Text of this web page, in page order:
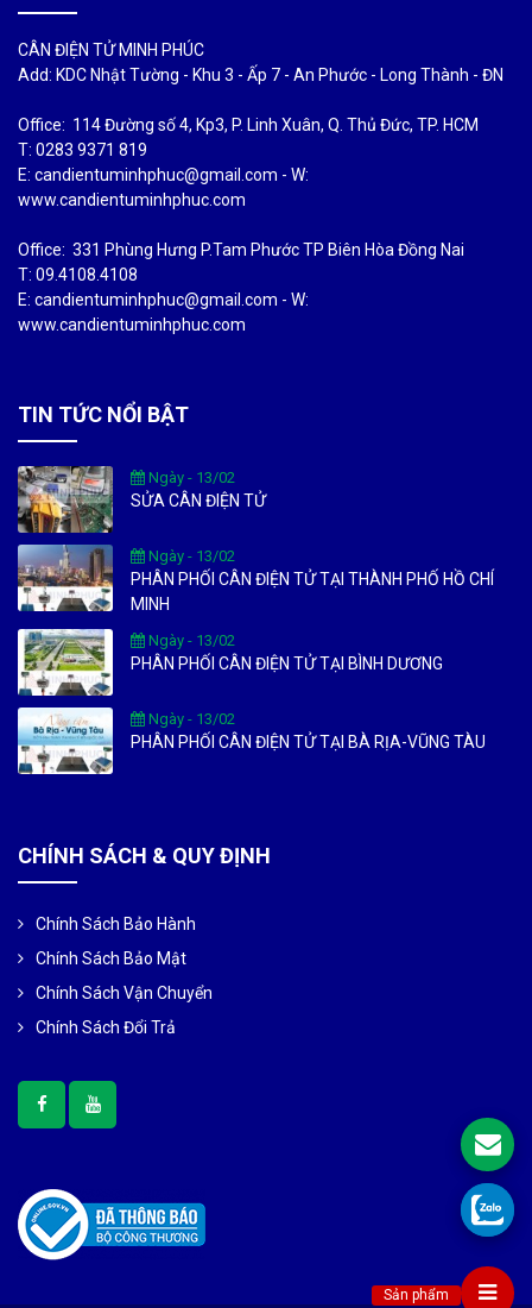
CÂN ĐIỆN TỬ MINH PHÚC
Add: KDC Nhật Tường - Khu 3 - Ấp 7 - An Phước - Long Thành - ĐN
Office: 114 Đường số 4, Kp3, P. Linh Xuân, Q. Thủ Đức, TP. HCM
T: 0283 9371 819
E: candientuminhphuc@gmail.com - W:
www.candientuminhphuc.com
Office: 331 Phùng Hưng P.Tam Phước TP Biên Hòa Đồng Nai
T: 09.4108.4108
E: candientuminhphuc@gmail.com - W:
www.candientuminhphuc.com
TIN TỨC NỔI BẬT
Ngày - 13/02
SỬA CÂN ĐIỆN TỬ
Ngày - 13/02
PHÂN PHỐI CÂN ĐIỆN TỬ TẠI THÀNH PHỐ HỒ CHÍ
MINH
Ngày - 13/02
PHÂN PHỐI CÂN ĐIỆN TỬ TẠI BÌNH DƯƠNG
Ngày - 13/02
PHÂN PHỐI CÂN ĐIỆN TỬ TẠI BÀ RỊA-VŨNG TÀU
CHÍNH SÁCH & QUY ĐỊNH
Chính Sách Bảo Hành
Chính Sách Bảo Mật
Chính Sách Vận Chuyển
Chính Sách Đổi Trả
Sản phẩm